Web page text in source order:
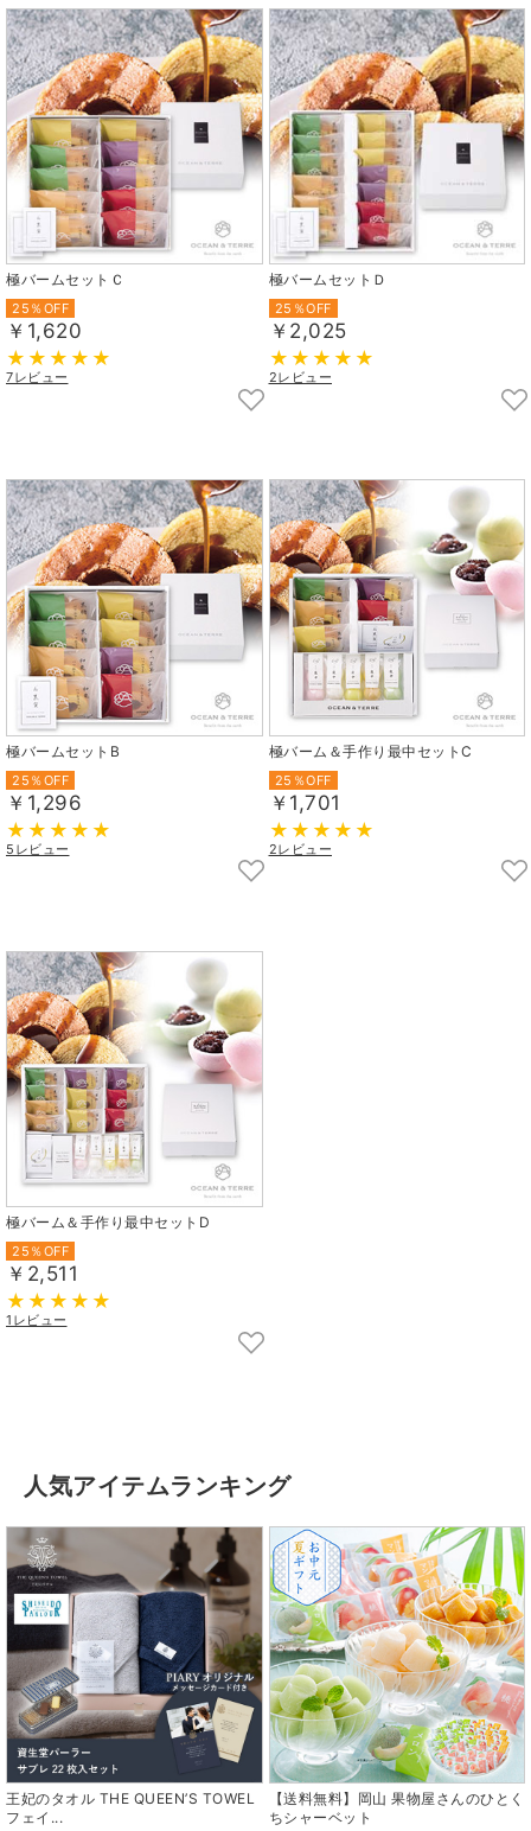
極バームセットＣ
25％OFF
￥1,620
7レビュー
極バームセットＤ
25％OFF
￥2,025
2レビュー
極バームセットB
25％OFF
￥1,296
5レビュー
極バーム＆手作り最中セットC
25％OFF
￥1,701
2レビュー
極バーム＆手作り最中セットD
25％OFF
￥2,511
1レビュー
人気アイテムランキング
王妃のタオル THE QUEEN’S TOWEL
フェイ...
【送料無料】岡山 果物屋さんのひとく
ちシャーベット